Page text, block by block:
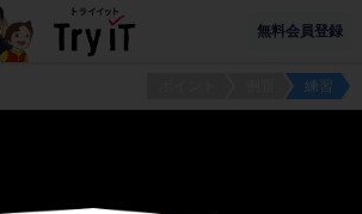
無料会員登録
練習